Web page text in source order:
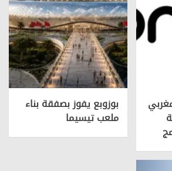
بوزوبع يفوز بصفقة بناء
ملعب تيسيما